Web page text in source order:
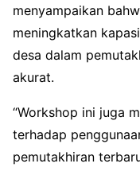
menyampaikan
meningkatkan
desa dalam
akurat.
“Workshop ini juga
terhadap
pemutakhiran